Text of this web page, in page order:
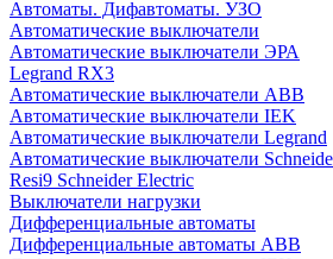
Автоматы. Дифавтоматы. УЗО
Автоматические выключатели
Автоматические выключатели ЭРА
Legrand RX3
Автоматические выключатели ABB
Автоматические выключатели IEK
Автоматические выключатели Legrand
Автоматические выключатели
Resi9 Schneider Electric
Выключатели нагрузки
Дифференциальные автоматы
Дифференциальные автоматы ABB